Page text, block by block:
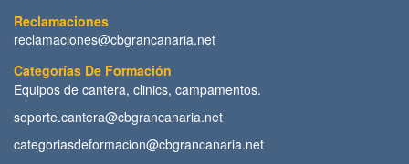
Reclamaciones
reclamaciones@cbgrancanaria.net
Categorías De Formación
Equipos de cantera, clinics, campamentos.
soporte.cantera@cbgrancanaria.net
categoriasdeformacion@cbgrancanaria.net